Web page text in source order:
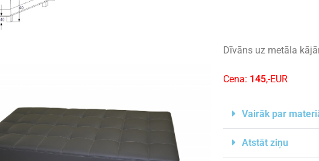
Dīvāns uz metāla
Cena: 145,-EUR
Vairāk par
Atstāt ziņu